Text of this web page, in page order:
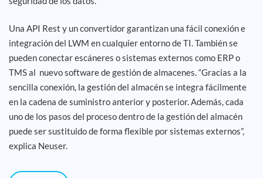
Una API Rest y un convertidor garantizan una fácil conexión e
integración del LWM en cualquier entorno de TI. También se
pueden conectar escáneres o sistemas externos como ERP o
TMS al nuevo software de gestión de almacenes. “Gracias a la
sencilla conexión, la gestión del almacén se integra fácilmente
en la cadena de suministro anterior y posterior. Además, cada
uno de los pasos del proceso dentro de la gestión del almacén
puede ser sustituido de forma flexible por sistemas externos”,
explica Neuser.